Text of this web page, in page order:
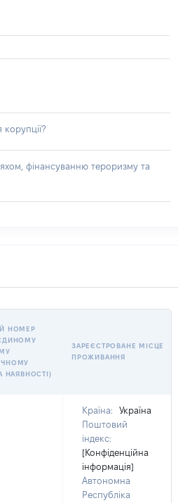
фінансуванню тероризму та
НОМЕР
НАЯВНОСТІ)
ЗАРЕЄСТРОВАНЕ МІСЦЕ
ПРОЖИВАННЯ
Країна:
Україна
Поштовий
індекс:
[Конфіденційна
інформація]
Автономна
Республіка